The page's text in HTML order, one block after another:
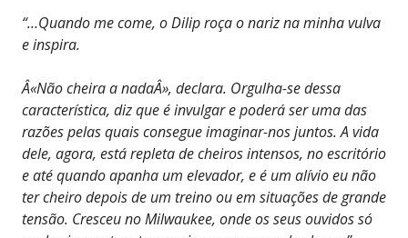
“…Quando me come, o Dilip roça o nariz na minha vulva
e inspira.
Â«Não cheira a nadaÂ», declara. Orgulha-se dessa
característica, diz que é invulgar e poderá ser uma das
razões pelas quais consegue imaginar-nos juntos. A vida
dele, agora, está repleta de cheiros intensos, no escritório
e até quando apanha um elevador, e é um alívio eu não
ter cheiro depois de um treino ou em situações de grande
tensão. Cresceu no Milwaukee, onde os seus ouvidos só